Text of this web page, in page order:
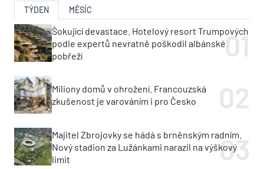
TÝDEN MĚSÍC
Šokující devastace. Hotelový resort Trumpových
podle expertů nevratně poškodil albánské
pobřeží
Miliony domů v ohrožení. Francouzská
zkušenost je varováním i pro Česko
Majitel Zbrojovky se hádá s brněnským radním.
Nový stadion za Lužánkami narazil na výškový
limit